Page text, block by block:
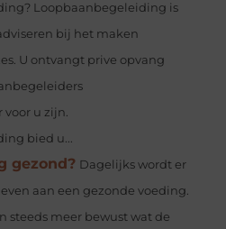
Loopbaanbegeleiding is
bij het maken
U ontvangt prive opvang
voor u zijn.
bied u...
gezond? Dagelijks wordt er
aan een gezonde voeding.
steeds meer bewust wat de